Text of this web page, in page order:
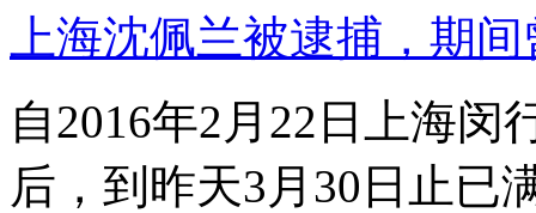
上海沈佩兰被逮捕，期
自2016年2月22日上海
后，到昨天3月30日止已